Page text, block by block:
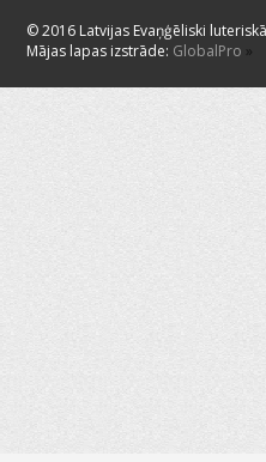
© 2016 Latvijas Evaņģēliski
Mājas lapas izstrāde: GlobalPro »